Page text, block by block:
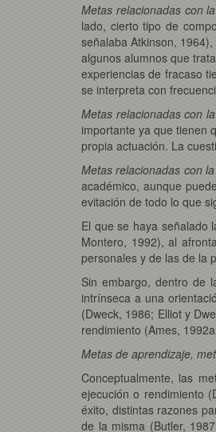
Metas relacionadas con
lado, cierto tipo de
señalaba Atkinson,
algunos alumnos que
experiencias de fracaso
se interpreta con
Metas relacionadas con
importante ya que tienen
propia actuación. La
Metas relacionadas con
académico, aunque
evitación de todo lo que
El que se haya señalado
Montero, 1992), al
personales y de las de la
Sin embargo, dentro de
intrínseca a una
(Dweck, 1986; Elliot y
rendimiento (Ames,
Metas de aprendizaje,
Conceptualmente, las
ejecución o rendimiento
éxito, distintas razones
de la misma (Butler,